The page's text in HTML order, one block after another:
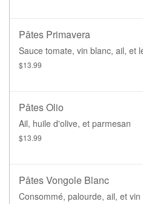
Pâtes Primavera
Sauce tomate, vin blanc, ail, et
$13.99
Pâtes Olio
Ail, huile d'olive, et parmesan
$13.99
Pâtes Vongole Blanc
Consommé, palourde, ail, et vin